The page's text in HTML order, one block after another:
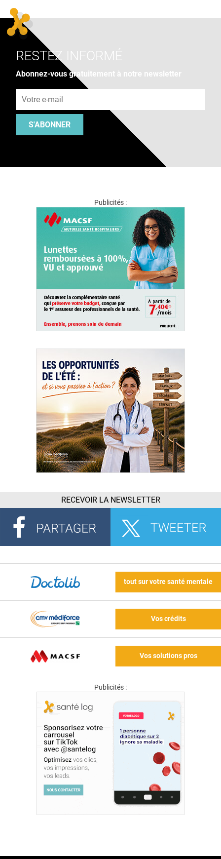
RESTEZ INFORMÉ
Abonnez-vous gratuitement à notre newsletter
S'ABONNER
Publicités :
RECEVOIR LA NEWSLETTER
tout sur votre santé mentale
Vos crédits
Vos solutions pros
Publicités :